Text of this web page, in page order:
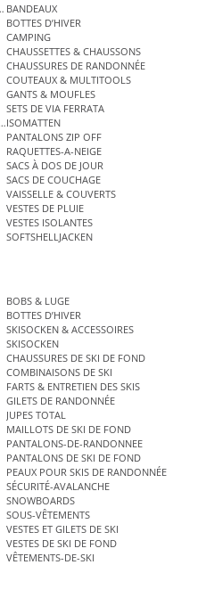
ÉTANCHES
BANDEAUX
BOTTES D’HIVER
CAMPING
CHAUSSETTES & CHAUSSONS
CHAUSSURES DE RANDONNÉE
COUTEAUX & MULTITOOLS
GANTS & MOUFLES
SETS DE VIA FERRATA
ISOMATTEN
PANTALONS ZIP OFF
RAQUETTES-A-NEIGE
SACS À DOS DE JOUR
SACS DE COUCHAGE
VAISSELLE & COUVERTS
VESTES DE PLUIE
VESTES ISOLANTES
SOFTSHELLJACKEN
BOBS & LUGE
BOTTES D’HIVER
SKISOCKEN & ACCESSOIRES
SKISOCKEN
CHAUSSURES DE SKI DE FOND
COMBINAISONS DE SKI
FARTS & ENTRETIEN DES SKIS
GILETS DE RANDONNÉE
JUPES TOTAL
MAILLOTS DE SKI DE FOND
PANTALONS-DE-RANDONNEE
PANTALONS DE SKI DE FOND
PEAUX POUR SKIS DE RANDONNÉE
SÉCURITÉ-AVALANCHE
SNOWBOARDS
SOUS-VÊTEMENTS
VESTES ET GILETS DE SKI
VESTES DE SKI DE FOND
VÊTEMENTS-DE-SKI